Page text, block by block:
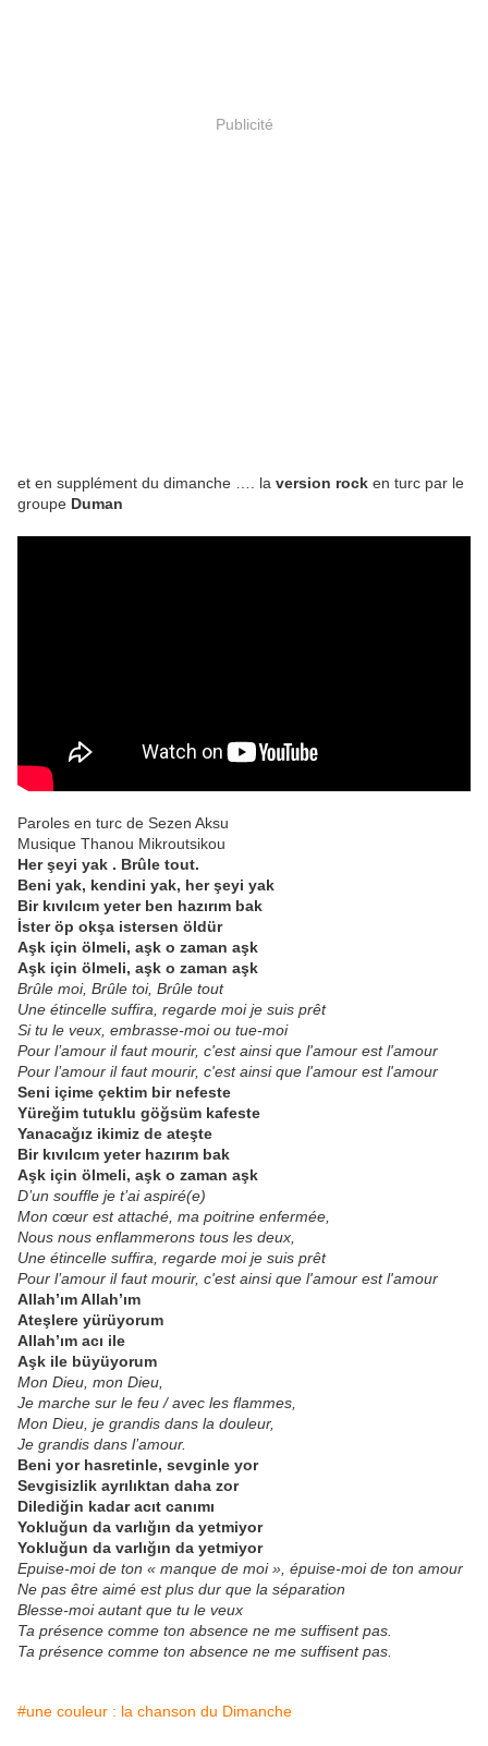
Publicité
et en supplément du dimanche …. la version rock en turc par le
groupe Duman
Paroles en turc de Sezen Aksu
Musique Thanou Mikroutsikou
Her şeyi yak . Brûle tout.
Beni yak, kendini yak, her şeyi yak
Bir kıvılcım yeter ben hazırım bak
İster öp okşa istersen öldür
Aşk için ölmeli, aşk o zaman aşk
Aşk için ölmeli, aşk o zaman aşk
Brûle moi, Brûle toi, Brûle tout
Une étincelle suffira, regarde moi je suis prêt
Si tu le veux, embrasse-moi ou tue-moi
Pour l’amour il faut mourir, c'est ainsi que l'amour est l'amour
Pour l’amour il faut mourir, c'est ainsi que l'amour est l'amour
Seni içime çektim bir nefeste
Yüreğim tutuklu göğsüm kafeste
Yanacağız ikimiz de ateşte
Bir kıvılcım yeter hazırım bak
Aşk için ölmeli, aşk o zaman aşk
D’un souffle je t’ai aspiré(e)
Mon cœur est attaché, ma poitrine enfermée,
Nous nous enflammerons tous les deux,
Une étincelle suffira, regarde moi je suis prêt
Pour l’amour il faut mourir, c'est ainsi que l'amour est l'amour
Allah’ım Allah’ım
Ateşlere yürüyorum
Allah’ım acı ile
Aşk ile büyüyorum
Mon Dieu, mon Dieu,
Je marche sur le feu / avec les flammes,
Mon Dieu, je grandis dans la douleur,
Je grandis dans l’amour.
Beni yor hasretinle, sevginle yor
Sevgisizlik ayrılıktan daha zor
Dilediğin kadar acıt canımı
Yokluğun da varlığın da yetmiyor
Yokluğun da varlığın da yetmiyor
Epuise-moi de ton « manque de moi », épuise-moi de ton amour
Ne pas être aimé est plus dur que la séparation
Blesse-moi autant que tu le veux
Ta présence comme ton absence ne me suffisent pas.
Ta présence comme ton absence ne me suffisent pas.
#une couleur : la chanson du Dimanche